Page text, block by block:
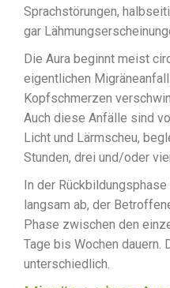
Sprachstörungen,
gar
Die Aura beginnt meist
eigentlichen
Kopfschmerzen
Auch diese Anfälle sind
Licht und Lärmscheu,
Stunden, drei und/oder
In der
langsam ab, der
Phase zwischen den
Tage bis Wochen dauern.
unterschiedlich.